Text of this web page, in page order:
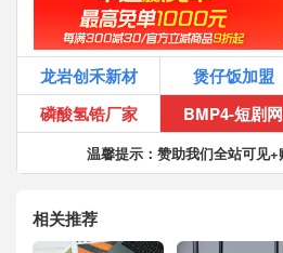
龙岩创禾新材 煲仔饭加盟
磷酸氢锆厂家
BMP4-短剧网
温馨提示：赞助我们全站可见
相关推荐